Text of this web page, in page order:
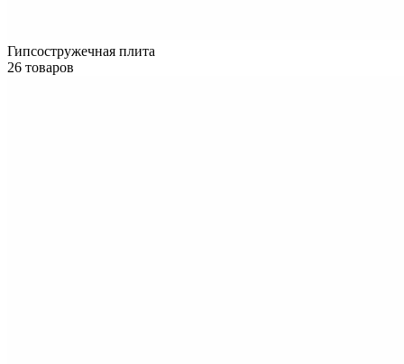
Гипсостружечная плита
26 товаров